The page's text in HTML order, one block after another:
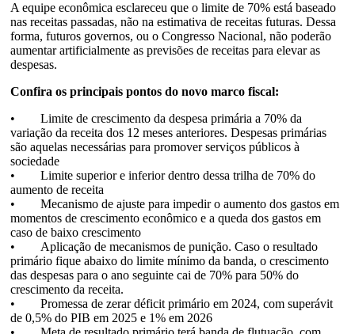
A equipe econômica esclareceu que o limite de 70% está baseado
nas receitas passadas, não na estimativa de receitas futuras. Dessa
forma, futuros governos, ou o Congresso Nacional, não poderão
aumentar artificialmente as previsões de receitas para elevar as
despesas.
Confira os principais pontos do novo marco fiscal:
• Limite de crescimento da despesa primária a 70% da
variação da receita dos 12 meses anteriores. Despesas primárias
são aquelas necessárias para promover serviços públicos à
sociedade
• Limite superior e inferior dentro dessa trilha de 70% do
aumento de receita
• Mecanismo de ajuste para impedir o aumento dos gastos em
momentos de crescimento econômico e a queda dos gastos em
caso de baixo crescimento
• Aplicação de mecanismos de punição. Caso o resultado
primário fique abaixo do limite mínimo da banda, o crescimento
das despesas para o ano seguinte cai de 70% para 50% do
crescimento da receita.
• Promessa de zerar déficit primário em 2024, com superávit
de 0,5% do PIB em 2025 e 1% em 2026